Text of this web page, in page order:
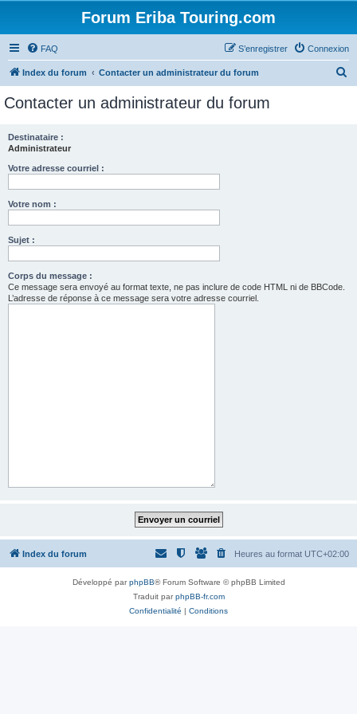
Forum Eriba Touring.com
FAQ Connexion
S’enregistrer
Index du forum Contacter un administrateur du forum
Contacter un administrateur du forum
Destinataire :
Administrateur
Votre adresse courriel :
Votre nom :
Sujet :
Corps du message :
Ce message sera envoyé au format texte, ne pas inclure de code HTML ni de BBCode.
L’adresse de réponse à ce message sera votre adresse courriel.
Index du forum Heures au format UTC+02:00
Développé parphpBB® Forum Software © phpBB Limited
Traduit parphpBB-fr.com
Confidentialité | Conditions